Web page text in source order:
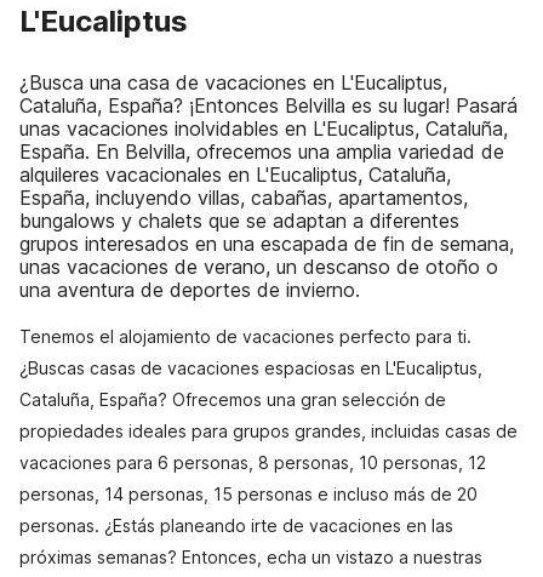
L'Eucaliptus
¿Busca una casa de vacaciones en L'Eucaliptus,
Cataluña, España? ¡Entonces Belvilla es su lugar! Pasará
unas vacaciones inolvidables en L'Eucaliptus, Cataluña,
España. En Belvilla, ofrecemos una amplia variedad de
alquileres vacacionales en L'Eucaliptus, Cataluña,
España, incluyendo villas, cabañas, apartamentos,
bungalows y chalets que se adaptan a diferentes
grupos interesados en una escapada de fin de semana,
unas vacaciones de verano, un descanso de otoño o
una aventura de deportes de invierno.
Tenemos el alojamiento de vacaciones perfecto para ti.
¿Buscas casas de vacaciones espaciosas en L'Eucaliptus,
Cataluña, España? Ofrecemos una gran selección de
propiedades ideales para grupos grandes, incluidas casas de
vacaciones para 6 personas, 8 personas, 10 personas, 12
personas, 14 personas, 15 personas e incluso más de 20
personas. ¿Estás planeando irte de vacaciones en las
próximas semanas? Entonces, echa un vistazo a nuestras